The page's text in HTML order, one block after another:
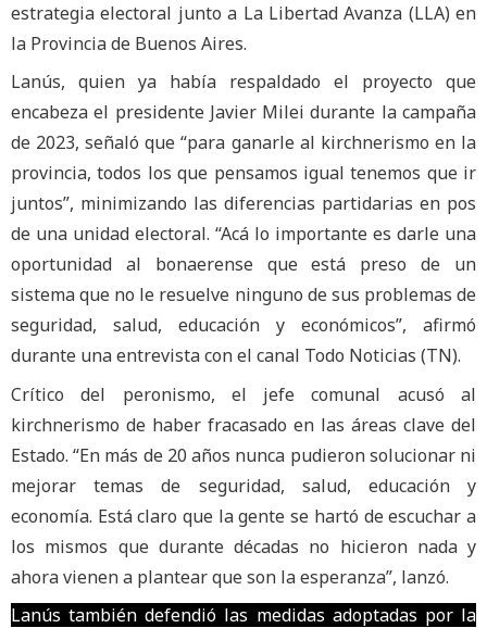
estrategia electoral junto a La Libertad Avanza (LLA) en
la Provincia de Buenos Aires.
Lanús, quien ya había respaldado el proyecto que
encabeza el presidente Javier Milei durante la campaña
de 2023, señaló que “para ganarle al kirchnerismo en la
provincia, todos los que pensamos igual tenemos que ir
juntos”, minimizando las diferencias partidarias en pos
de una unidad electoral. “Acá lo importante es darle una
oportunidad al bonaerense que está preso de un
sistema que no le resuelve ninguno de sus problemas de
seguridad, salud, educación y económicos”, afirmó
durante una entrevista con el canal Todo Noticias (TN).
Crítico del peronismo, el jefe comunal acusó al
kirchnerismo de haber fracasado en las áreas clave del
Estado. “En más de 20 años nunca pudieron solucionar ni
mejorar temas de seguridad, salud, educación y
economía. Está claro que la gente se hartó de escuchar a
los mismos que durante décadas no hicieron nada y
ahora vienen a plantear que son la esperanza”, lanzó.
Lanús también defendió las medidas adoptadas por la